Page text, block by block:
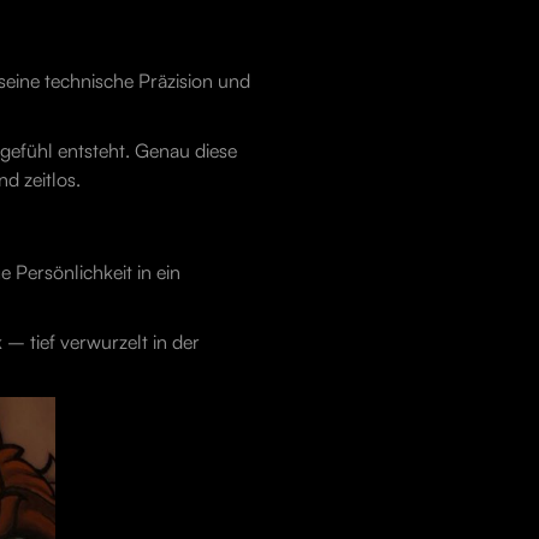
technische Präzision und
entsteht. Genau diese
zeitlos.
Persönlichkeit in ein
– tief verwurzelt in der